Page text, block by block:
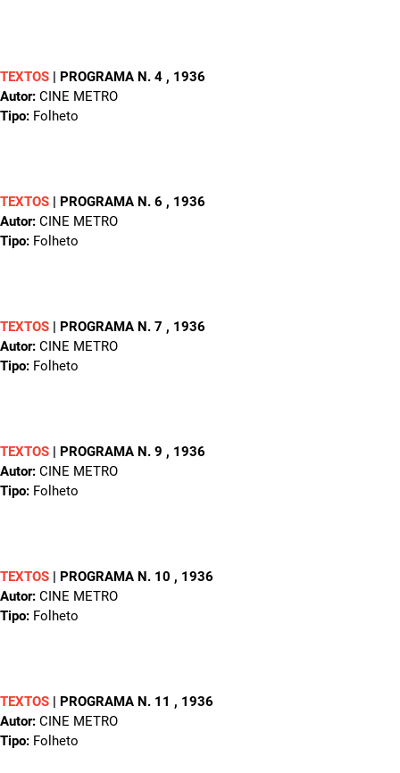
TEXTOS | PROGRAMA N. 4 , 1936
Autor: CINE METRO
Tipo: Folheto
TEXTOS | PROGRAMA N. 6 , 1936
Autor: CINE METRO
Tipo: Folheto
TEXTOS | PROGRAMA N. 7 , 1936
Autor: CINE METRO
Tipo: Folheto
TEXTOS | PROGRAMA N. 9 , 1936
Autor: CINE METRO
Tipo: Folheto
TEXTOS | PROGRAMA N. 10 , 1936
Autor: CINE METRO
Tipo: Folheto
TEXTOS | PROGRAMA N. 11 , 1936
Autor: CINE METRO
Tipo: Folheto